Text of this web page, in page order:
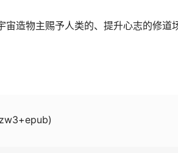
宙造物主赐予人类的、提升心志的修道